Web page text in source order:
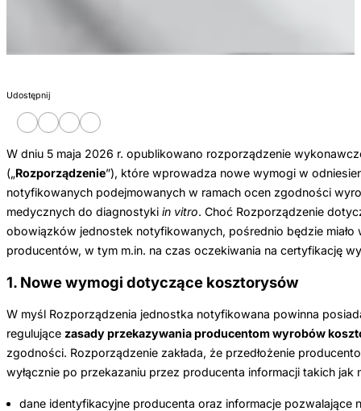
Udostępnij
W dniu 5 maja 2026 r. opublikowano rozporządzenie
(„Rozporządzenie”), które wprowadza nowe wymogi w
notyfikowanych podejmowanych w ramach ocen zgodności
medycznych do diagnostyki in vitro. Choć Rozporządzenie
obowiązków jednostek notyfikowanych, pośrednio będzie miało
producentów, w tym m.in. na czas oczekiwania na certyfikację
1. Nowe wymogi dotyczące kosztorysów
W myśl Rozporządzenia jednostka notyfikowana powinna
regulujące zasady przekazywania producentom wyrobów
zgodności. Rozporządzenie zakłada, że przedłożenie
wyłącznie po przekazaniu przez producenta informacji takich jak
dane identyfikacyjne producenta oraz informacje pozwalające